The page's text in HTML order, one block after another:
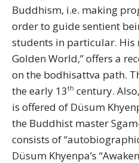
Buddhism, i.e. making
order to guide sentient
students in particular. His
Golden World,” offers a
on the bodhisattva path.
the early 13th century.
is offered of Düsum
the Buddhist master
consists of
Düsum Khyenpa’s